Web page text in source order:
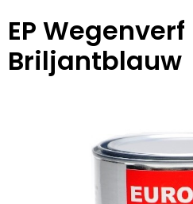
EP
Briljantblauw